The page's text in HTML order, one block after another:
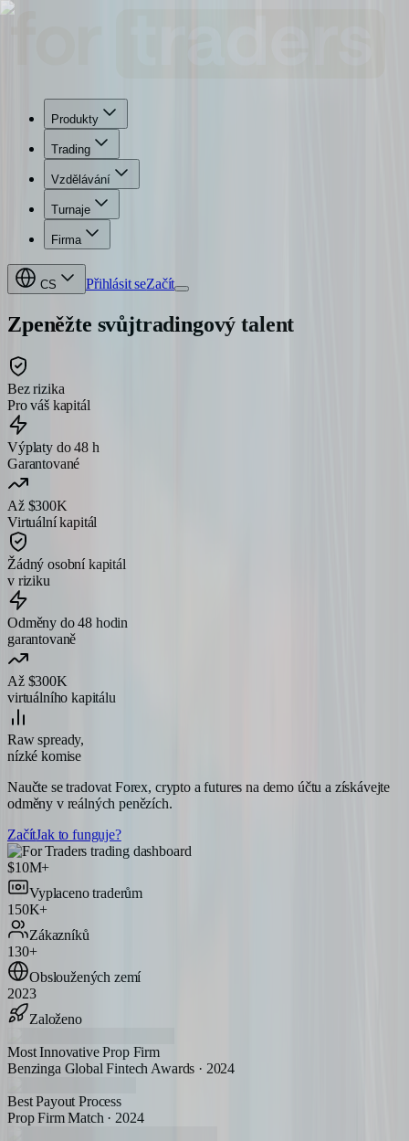
Produkty
Trading
Vzdělávání
Turnaje
Firma
CS Přihlásit seZačít
Zpeněžte svůjtradingový talent
Bez rizika
Pro váš kapitál
Výplaty do 48 h
Garantované
Až $300K
Virtuální kapitál
Žádný osobní kapitál
v riziku
Odměny do 48 hodin
garantovaně
Až $300K
virtuálního kapitálu
Raw spready,
nízké komise
Naučte se tradovat Forex, crypto a futures na demo účtu a získávejte
odměny v reálných penězích.
ZačítJak to funguje?
$10M+
Vyplaceno traderům
150K+
Zákazníků
130+
Obsloužených zemí
2023
Založeno
Most Innovative Prop Firm
Benzinga Global Fintech Awards · 2024
Best Payout Process
Prop Firm Match · 2024